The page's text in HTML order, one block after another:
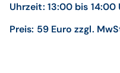
Uhrzeit: 13:00 bis 14:00
Preis: 59 Euro zzgl.